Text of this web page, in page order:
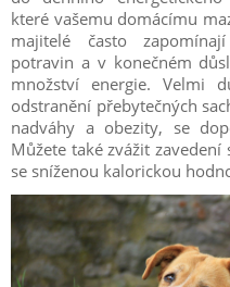
které vašemu domácímu
majitelé často
potravin a v konečném
množství energie. Velmi
odstranění přebytečných
nadváhy a obezity, se
Můžete také zvážit
se sníženou kalorickou